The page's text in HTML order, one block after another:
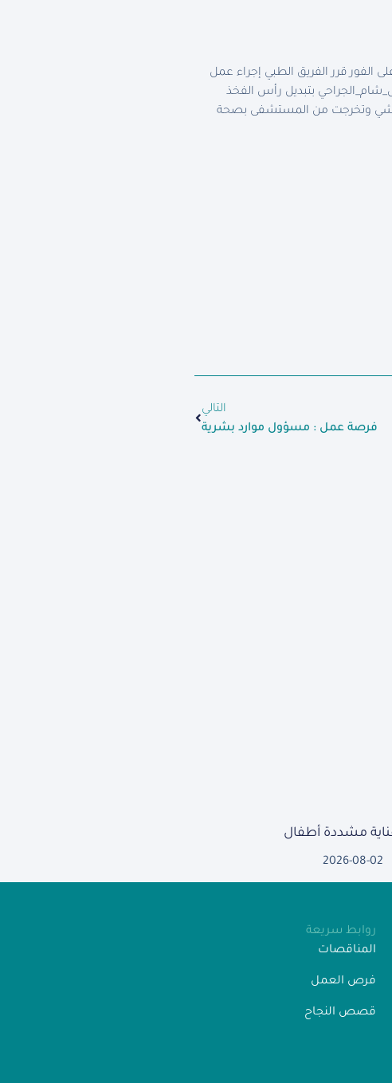
الفور قرر الفريق الطبي إجراء عمل
بتبديل رأس الفخذ
المشي وتخرجت من المستشفى بصحة
التالي
فرصة عمل : مسؤول موارد بشرية
مشددة أطفال
2026-08-02
روابط سريعة
المناقصات
فرص العمل
قصص النجاح